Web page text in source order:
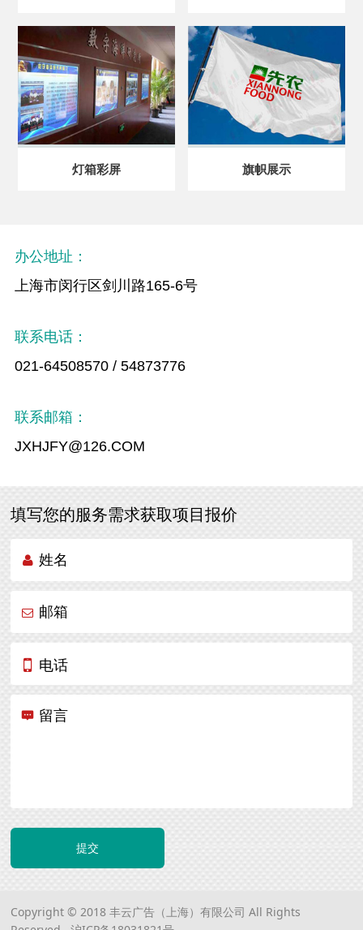
灯箱彩屏 旗帜展示
办公地址：
上海市闵行区剑川路165-6号
联系电话：
021-64508570 / 54873776
联系邮箱：
JXHJFY@126.COM
填写您的服务需求获取项目报价
姓名
邮箱
电话
留言
提交
Copyright © 2018 丰云广告（上海）有限公司 All Rights